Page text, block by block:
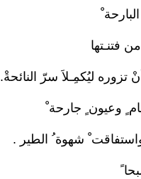
فتنـتها
تزوره ليُكمِـلاَ سرّ النائحةْ.
وعيون ٍ جارحة
شهوة ُ الطير .